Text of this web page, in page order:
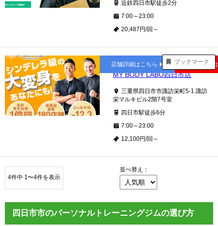
近鉄四日市駅徒歩2分
7:00～23:00
20,487円/回～
ブックマーク
四日市
MY BODY LABO四日市店
三重県四日市市諏訪栄町5-1 諏訪
栄マルキビル2階7号室
四日市駅徒歩6分
7:00～23:00
12,100円/回～
店舗詳細はこちら 公式サイト
4件中 1〜4件を表示
並べ替え：
四日市市のパーソナルトレーニングジムの選び方